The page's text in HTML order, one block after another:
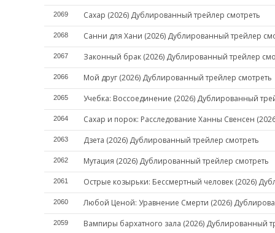
2069 Сахар (2026) Дублированный трейлер смотреть
2068 Санни для Хани (2026) Дублированный трейлер
2067 Законный брак (2026) Дублированный трейлер
2066 Мой друг (2026) Дублированный трейлер смотреть
2065 Учебка: Воссоединение (2026) Дублированный
2064 Сахар и порок: Расследование Ханны Свенсен
2063 Дзета (2026) Дублированный трейлер смотреть
2062 Мутация (2026) Дублированный трейлер смотреть
2061 Острые козырьки: Бессмертный человек (2026)
2060 Любой Ценой: Уравнение Смерти (2026)
2059 Вампиры бархатного зала (2026) Дублированный